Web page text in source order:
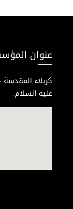
عنوان
كربلاء
عليه السلام.